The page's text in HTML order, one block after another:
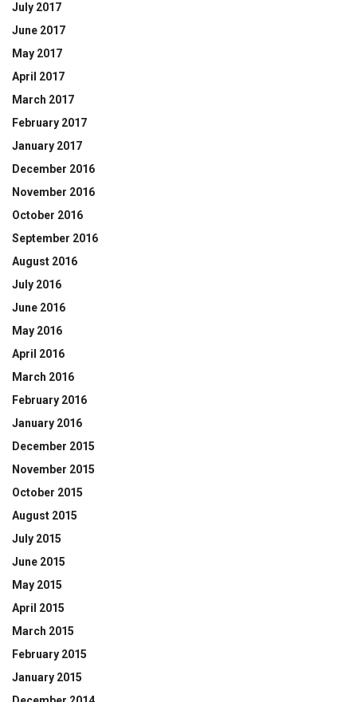
July 2017
June 2017
May 2017
April 2017
March 2017
February 2017
January 2017
December 2016
November 2016
October 2016
September 2016
August 2016
July 2016
June 2016
May 2016
April 2016
March 2016
February 2016
January 2016
December 2015
November 2015
October 2015
August 2015
July 2015
June 2015
May 2015
April 2015
March 2015
February 2015
January 2015